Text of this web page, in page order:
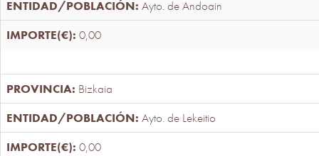
Ayto. de Andoain
0,00
Bizkaia
Ayto. de Lekeitio
0,00